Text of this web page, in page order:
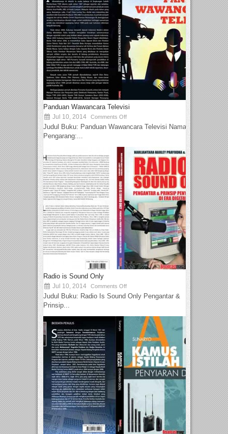
Panduan Wawancara Televisi
Jul 10, 2014 Comments Off
Judul Buku: Panduan Wawancara Televisi Nama
Pengarang:...
Radio is Sound Only
Jul 10, 2014 Comments Off
Judul Buku: Radio Is Sound Only Pengantar &
Prinsip...